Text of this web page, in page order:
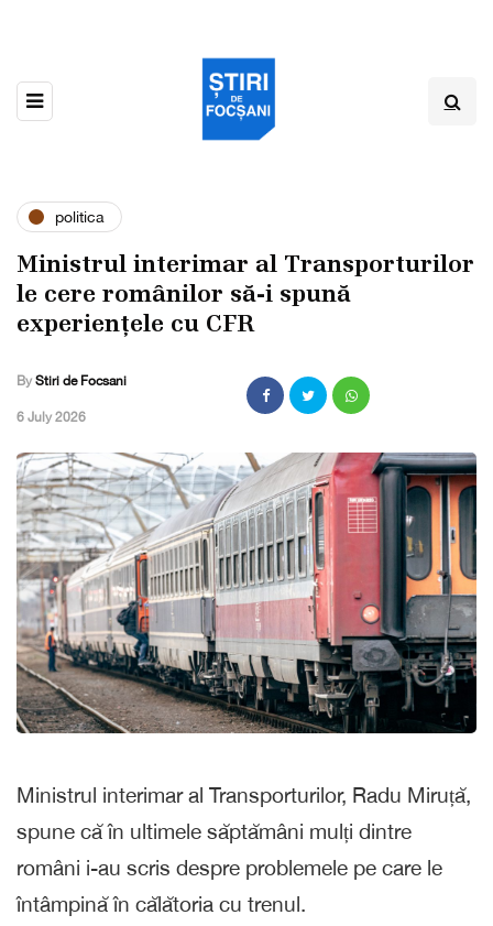
politica
Ministrul interimar al Transporturilor
le cere românilor să-i spună
experiențele cu CFR
By Stiri de Focsani
,6 July 2026
Ministrul interimar al Transporturilor, Radu Miruță,
spune că în ultimele săptămâni mulți dintre
români i-au scris despre problemele pe care le
întâmpină în călătoria cu trenul.